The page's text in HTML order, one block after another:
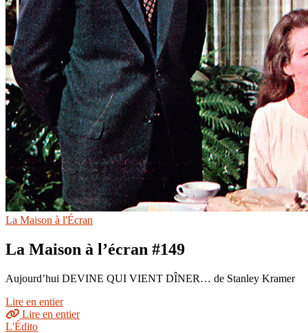
La Maison à l'Écran
La Maison à l’écran #149
Aujourd’hui DEVINE QUI VIENT DÎNER… de Stanley Kramer
Lire en entier
Lire en entier
L'Édito